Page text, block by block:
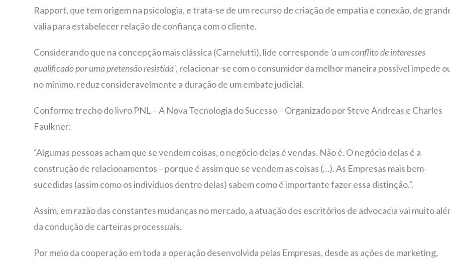
Rapport, que tem origem na psicologia, e trata-se de um recurso de criação de empatia e conexão, de
valia para estabelecer relação de confiança com o cliente.
Considerando que na concepção mais clássica (Carnelutti), lide corresponde ‘a um conflito de interesses
qualificado por uma pretensão resistida’, relacionar-se com o consumidor da melhor maneira possível impede
no mínimo, reduz consideravelmente a duração de um embate judicial.
Conforme trecho do livro PNL – A Nova Tecnologia do Sucesso – Organizado por Steve Andreas e Charles
Faulkner:
“Algumas pessoas acham que se vendem coisas, o negócio delas é vendas. Não é. O negócio delas é a
construção de relacionamentos – porque é assim que se vendem as coisas (…). As Empresas mais bem-
sucedidas (assim como os indivíduos dentro delas) sabem como é importante fazer essa distinção.”.
Assim, em razão das constantes mudanças no mercado, a atuação dos escritórios de advocacia vai muito
da condução de carteiras processuais.
Por meio da cooperação em toda a operação desenvolvida pelas Empresas, desde as ações de marketing,